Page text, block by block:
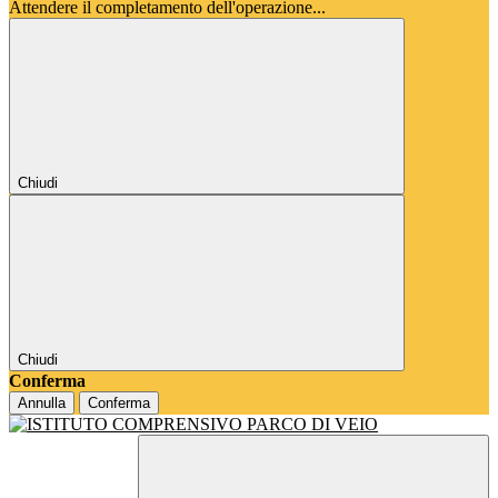
Attendere il completamento dell'operazione...
Chiudi
Chiudi
Conferma
Annulla Conferma